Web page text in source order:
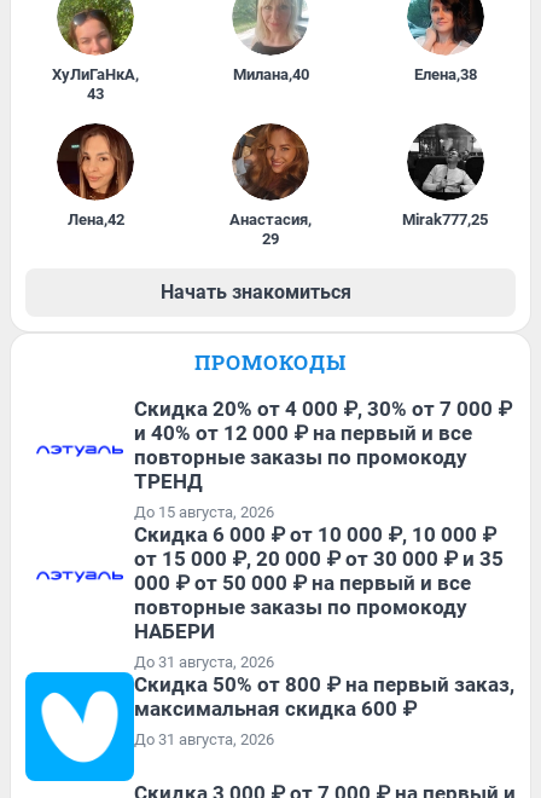
ХуЛиГаНкА,
43
Милана,40 Елена,38
Лена,42 Анастасия,
29
Mirak777,25
Начать знакомиться
ПРОМОКОДЫ
Скидка 20% от 4 000 ₽, 30% от 7 000 ₽
и 40% от 12 000 ₽ на первый и все
повторные заказы по промокоду
ТРЕНД
До 15 августа, 2026
Скидка 6 000 ₽ от 10 000 ₽, 10 000 ₽
от 15 000 ₽, 20 000 ₽ от 30 000 ₽ и 35
000 ₽ от 50 000 ₽ на первый и все
повторные заказы по промокоду
НАБЕРИ
До 31 августа, 2026
Скидка 50% от 800 ₽ на первый заказ,
максимальная скидка 600 ₽
До 31 августа, 2026
Скидка 3 000 ₽ от 7 000 ₽ на первый и